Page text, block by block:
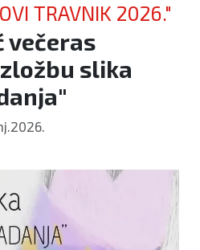
TRAVNIK 2026."
večeras
slika